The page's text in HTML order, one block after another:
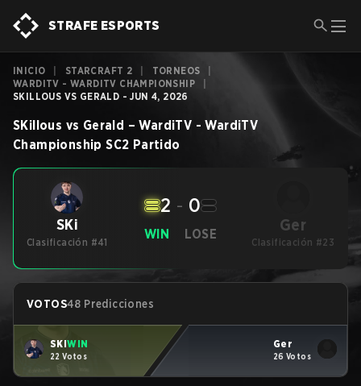
STRAFE ESPORTS
INICIO STARCRAFT 2 TORNEOS
WARDITV - WARDITV CHAMPIONSHIP
SKILLOUS VS GERALD - JUN 4, 2026
SKillous vs Gerald –WardiTV - WardiTV
Championship SC2 Partido
SKi
Clasificación #41
WIN
2 - 0
LOSE Ger
Clasificación #23
VOTOS48 Predicciones
SKiWIN
22 Votos
Ger
26 Votos